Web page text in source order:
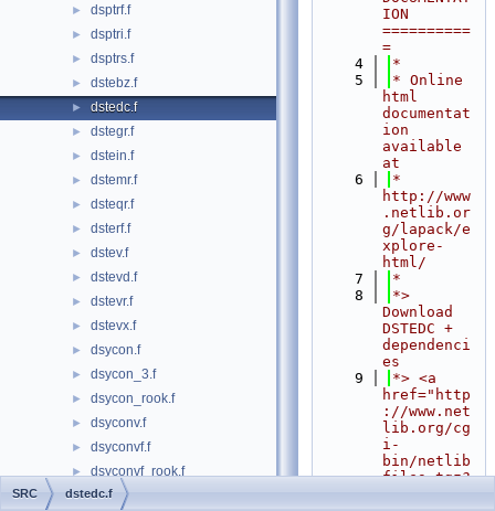
► dsptrf.f
► dsptri.f
► dsptrs.f
► dstebz.f
► dstedc.f
► dstegr.f
► dstein.f
► dstemr.f
► dsteqr.f
► dsterf.f
► dstev.f
► dstevd.f
► dstevr.f
► dstevx.f
► dsycon.f
► dsycon_3.f
► dsycon_rook.f
► dsyconv.f
► dsyconvf.f
► dsyconvf_rook.f
► dsyequb.f
ION
==========
=
    4
*
    5
* Online
html
documentat
ion
available
at
    6
*
http://www
.netlib.or
g/lapack/e
xplore-
html/
    7
*
    8
*>
Download
DSTEDC +
dependenci
es
    9
*> <a
href="http
://www.net
lib.org/cg
i-
bin/netlib
files.tgz?
SRC dstedc.f